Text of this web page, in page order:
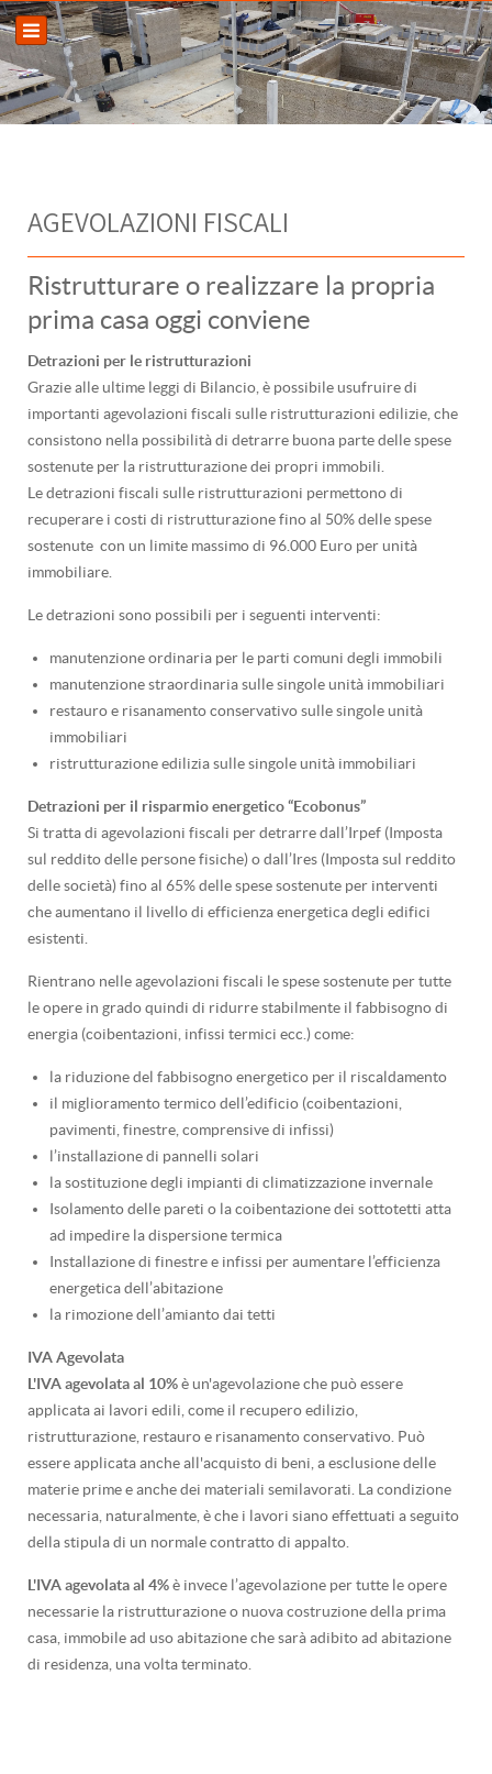
AGEVOLAZIONI FISCALI
Ristrutturare o realizzare la propria
prima casa oggi conviene
Detrazioni per le ristrutturazioni
Grazie alle ultime leggi di Bilancio, è possibile usufruire di
importanti agevolazioni fiscali sulle ristrutturazioni edilizie, che
consistono nella possibilità di detrarre buona parte delle spese
sostenute per la ristrutturazione dei propri immobili.
Le detrazioni fiscali sulle ristrutturazioni permettono di
recuperare i costi di ristrutturazione fino al 50% delle spese
sostenute con un limite massimo di 96.000 Euro per unità
immobiliare.
Le detrazioni sono possibili per i seguenti interventi:
manutenzione ordinaria per le parti comuni degli immobili
manutenzione straordinaria sulle singole unità immobiliari
restauro e risanamento conservativo sulle singole unità
immobiliari
ristrutturazione edilizia sulle singole unità immobiliari
Detrazioni per il risparmio energetico “Ecobonus”
Si tratta di agevolazioni fiscali per detrarre dall’Irpef (Imposta
sul reddito delle persone fisiche) o dall’Ires (Imposta sul reddito
delle società) fino al 65% delle spese sostenute per interventi
che aumentano il livello di efficienza energetica degli edifici
esistenti.
Rientrano nelle agevolazioni fiscali le spese sostenute per tutte
le opere in grado quindi di ridurre stabilmente il fabbisogno di
energia (coibentazioni, infissi termici ecc.) come:
la riduzione del fabbisogno energetico per il riscaldamento
il miglioramento termico dell’edificio (coibentazioni,
pavimenti, finestre, comprensive di infissi)
l’installazione di pannelli solari
la sostituzione degli impianti di climatizzazione invernale
Isolamento delle pareti o la coibentazione dei sottotetti atta
ad impedire la dispersione termica
Installazione di finestre e infissi per aumentare l’efficienza
energetica dell’abitazione
la rimozione dell’amianto dai tetti
IVA Agevolata
L'IVA agevolata al 10%è un'agevolazione che può essere
applicata ai lavori edili, come il recupero edilizio,
ristrutturazione, restauro e risanamento conservativo. Può
essere applicata anche all'acquisto di beni, a esclusione delle
materie prime e anche dei materiali semilavorati. La condizione
necessaria, naturalmente, è che i lavori siano effettuati a seguito
della stipula di un normale contratto di appalto.
L'IVA agevolata al 4%è invece l’agevolazione per tutte le opere
necessarie la ristrutturazione o nuova costruzione della prima
casa, immobile ad uso abitazione che sarà adibito ad abitazione
di residenza, una volta terminato.